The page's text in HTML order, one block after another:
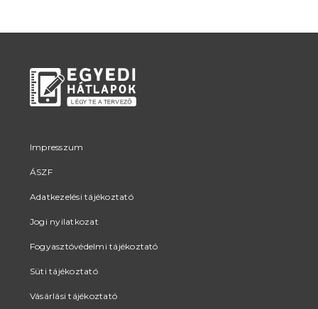
Impresszum
ÁSZF
Adatkezelési tájékoztató
Jogi nyilatkozat
Fogyasztóvédelmi tájékoztató
Süti tájékoztató
Vásárlási tájékoztató